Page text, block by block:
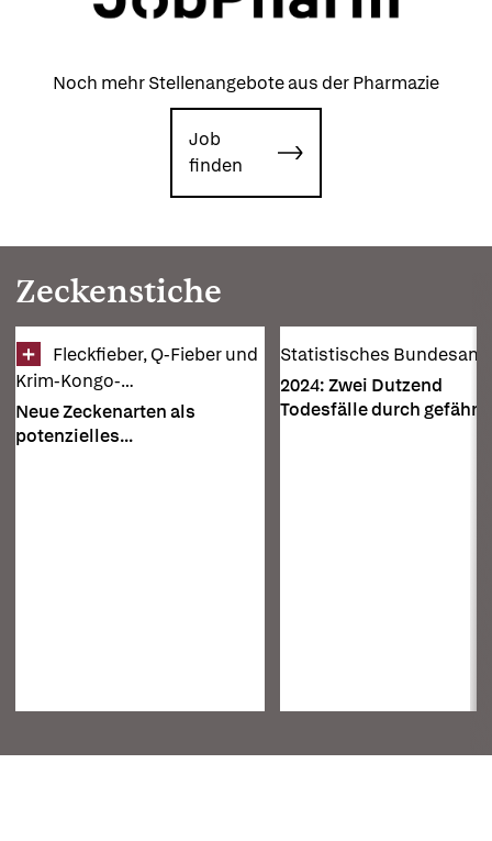
Noch mehr Stellenangebote aus der Pharmazie
Job
finden
Zeckenstiche
Neue Zeckenarten als
potenzielles
Fleckfieber, Q-Fieber und
Krim-Kongo-
2024: Zwei Dutzend
Todesfälle durch
Statistisches Bundesamt